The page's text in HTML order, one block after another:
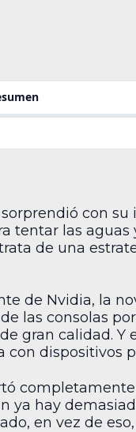
sorprendió con
tentar las
de una
de Nvidia, la
las consolas
gran calidad.
con dispositivos
ya hay
en vez de